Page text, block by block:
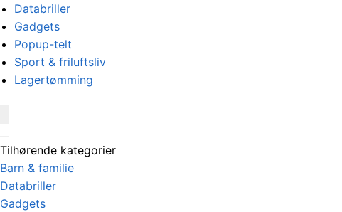
Databriller
Gadgets
Popup-telt
Sport & friluftsliv
Lagertømming
Tilhørende kategorier
Barn & familie
Databriller
Gadgets